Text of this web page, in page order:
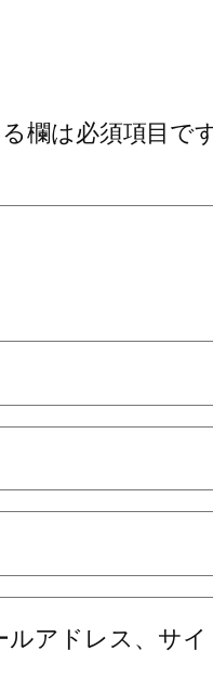
欄は必須項目で
アドレス、サ